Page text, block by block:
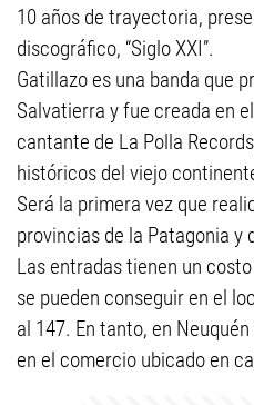
10 años de trayectoria,
discográfico, “Siglo XXI”.
Gatillazo es una banda que
Salvatierra y fue creada en
cantante de La Polla
históricos del viejo
Será la primera vez que
provincias de la Patagonia y
Las entradas tienen un
se pueden conseguir en el
al 147. En tanto, en
en el comercio ubicado en